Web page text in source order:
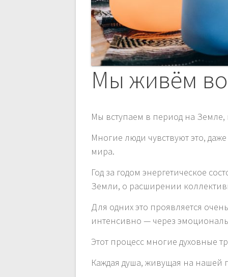
Мы живём
Мы вступаем в период на Земле,
Многие люди чувствуют это,
мира.
Год за годом энергетическое
Земли, о расширении
Для одних это проявляется
интенсивно — через
Этот процесс многие духовные
Каждая душа, живущая на нашей